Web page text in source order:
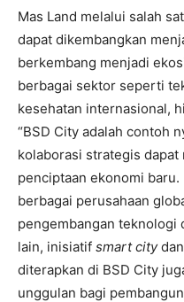
Mas Land melalui salah
dapat dikembangkan
berkembang menjadi
berbagai sektor seperti
kesehatan internasional,
“BSD City adalah contoh
kolaborasi strategis
penciptaan ekonomi
berbagai perusahaan
pengembangan teknologi
lain, inisiatif smart city
diterapkan di BSD City
unggulan bagi